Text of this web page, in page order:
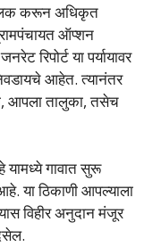
करून अधिकृत
ऑप्शन
रिपोर्ट या पर्यायावर
आहेत. त्यानंतर
आपला तालुका, तसेच
गावात सुरू
या ठिकाणी आपल्याला
विहीर अनुदान मंजूर